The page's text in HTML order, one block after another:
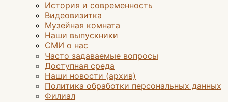
История и современность
Видеовизитка
Музейная комната
Наши выпускники
СМИ о нас
Часто задаваемые вопросы
Доступная среда
Наши новости (архив)
Политика обработки персональных данных
Филиал